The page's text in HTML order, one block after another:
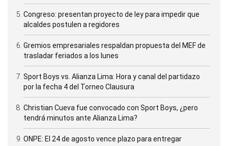
Congreso: presentan proyecto de ley para impedir que
alcaldes postulen a regidores
Gremios empresariales respaldan propuesta del MEF de
trasladar feriados a los lunes
Sport Boys vs. Alianza Lima: Hora y canal del partidazo
por la fecha 4 del Torneo Clausura
Christian Cueva fue convocado con Sport Boys, ¿pero
tendrá minutos ante Alianza Lima?
ONPE: El 24 de agosto vence plazo para entregar